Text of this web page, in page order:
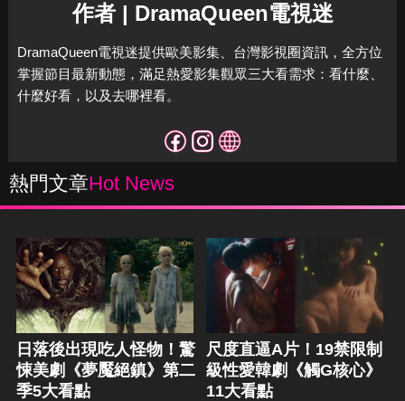
作者 | DramaQueen電視迷
DramaQueen電視迷提供歐美影集、台灣影視圈資訊，全方位
掌握節目最新動態，滿足熱愛影集觀眾三大看需求：看什麼、
什麼好看，以及去哪裡看。
熱門文章Hot News
日落後出現吃人怪物！驚
悚美劇《夢魘絕鎮》第二
季5大看點
尺度直逼A片！19禁限制
級性愛韓劇《觸G核心》
11大看點